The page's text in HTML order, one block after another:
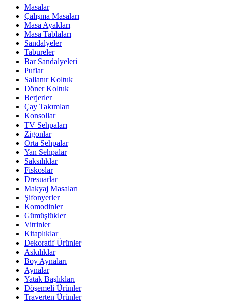
Masalar
Çalışma Masaları
Masa Ayakları
Masa Tablaları
Sandalyeler
Tabureler
Bar Sandalyeleri
Puflar
Sallanır Koltuk
Döner Koltuk
Berjerler
Çay Takımları
Konsollar
TV Sehpaları
Zigonlar
Orta Sehpalar
Yan Sehpalar
Saksılıklar
Fiskoslar
Dresuarlar
Makyaj Masaları
Şifonyerler
Komodinler
Gümüşlükler
Vitrinler
Kitaplıklar
Dekoratif Ürünler
Askılıklar
Boy Aynaları
Aynalar
Yatak Başlıkları
Döşemeli Ürünler
Traverten Ürünler